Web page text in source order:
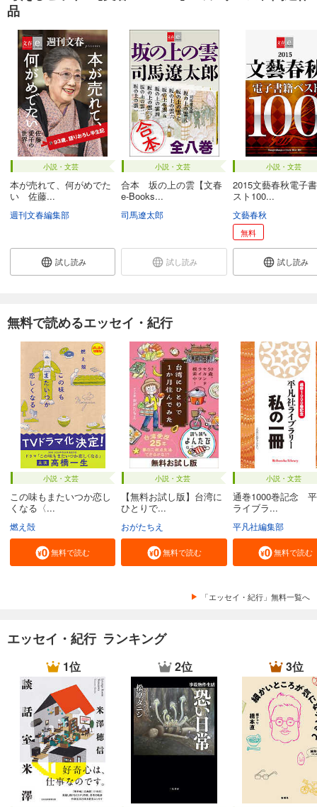
品
小説・文芸
本が売れて、何がめでた
い 佐藤...
週刊文春編集部
試し読み
小説・文芸
合本 坂の上の雲【文春
e-Books...
司馬遼太郎
試し読み
小説・文芸
2015文藝春秋電子
スト100...
文藝春秋
無料
試し読み
無料で読めるエッセイ・紀行
小説・文芸
この味もまたいつか恋し
くなる〈...
燃え殻
無料で読む
小説・文芸
【無料お試し版】台湾に
ひとりで...
おがたちえ
無料で読む
小説・文芸
通巻1000巻記念
ライブラ...
平凡社編集部
無料で読む
「エッセイ・紀行」無料一覧へ
エッセイ・紀行 ランキング
1位 2位 3位